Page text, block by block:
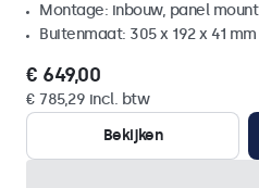
Montage: inbouw, panel mount
Buitenmaat: 305 x 192 x 41 mm
€ 649,00
€ 785,29 incl. btw
Bekijken